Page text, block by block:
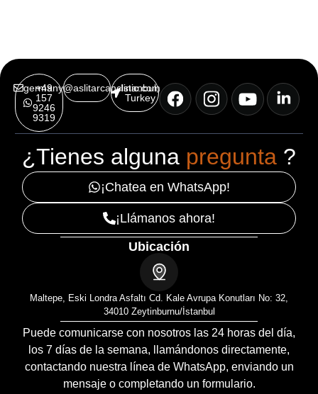
+49
157
9246
9319
germany@aslitarcanclinic.com
Istanbul,
Turkey
¿Tienes alguna pregunta ?
¡Chatea en WhatsApp!
¡Llámanos ahora!
Ubicación
Maltepe, Eski Londra Asfaltı Cd. Kale Avrupa Konutları No: 32,
34010 Zeytinburnu/İstanbul
Puede comunicarse con nosotros las 24 horas del día,
los 7 días de la semana, llamándonos directamente,
contactando nuestra línea de WhatsApp, enviando un
mensaje o completando un formulario.